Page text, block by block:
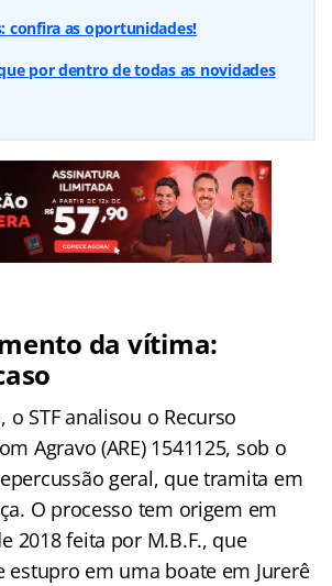
confira as oportunidades!
por dentro de todas as novidades
da vítima:
o STF analisou o Recurso
Agravo (ARE) 1541125, sob o
geral, que tramita em
O processo tem origem em
2018 feita por M.B.F., que
estupro em uma boate em Jurerê